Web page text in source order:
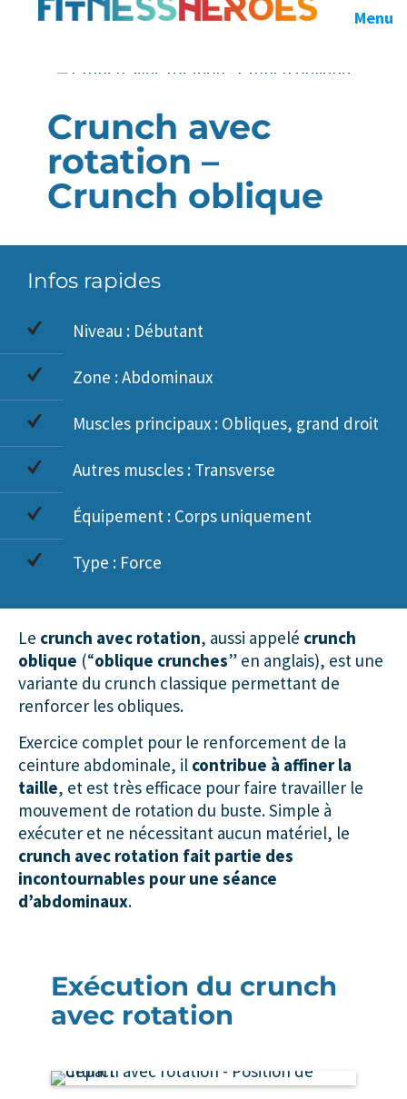
Menu
Crunch avec
rotation –
Crunch oblique
Infos rapides
Niveau : Débutant
Zone : Abdominaux
Muscles principaux : Obliques, grand droit
Autres muscles : Transverse
Équipement : Corps uniquement
Type : Force
Le crunch avec rotation, aussi appelé crunch
oblique (“oblique crunches” en anglais), est une
variante du crunch classique permettant de
renforcer les obliques.
Exercice complet pour le renforcement de la
ceinture abdominale, il contribue à affiner la
taille, et est très efficace pour faire travailler le
mouvement de rotation du buste. Simple à
exécuter et ne nécessitant aucun matériel, le
crunch avec rotation fait partie des
incontournables pour une séance
d’abdominaux.
Exécution du crunch
avec rotation